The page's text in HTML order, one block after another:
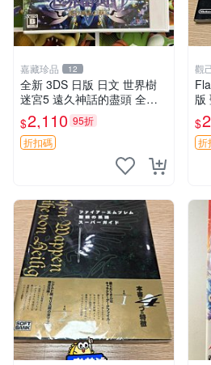
嘉藏珍品 12
全新 3DS 日版 日文 世界樹
迷宮5 遠久神話的盡頭 全新
未拆封 非二手封裝
$2,110 95折
折扣碼
觀
版
$
折